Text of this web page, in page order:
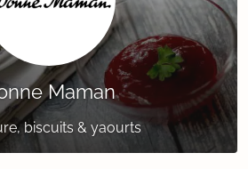
Maman
biscuits & yaourts